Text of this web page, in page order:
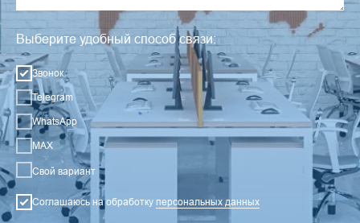
Выберите удобный способ связи:
Звонок
Telegram
WhatsApp
MAX
Свой вариант
Соглашаюсь на обработку персональных данных